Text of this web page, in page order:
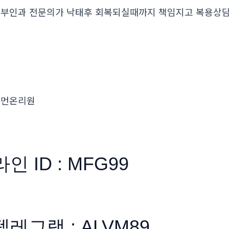
인과 전문의가 낙태후 회복되실때까지 책임지고 복용상
온리원
인 ID : MFG99